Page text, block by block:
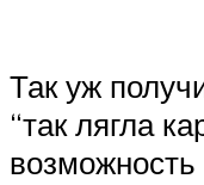
Так уж
“так лягла